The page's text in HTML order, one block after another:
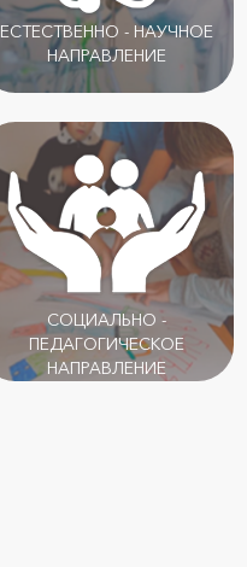
ЕСТЕСТВЕННО - НАУЧНОЕ
НАПРАВЛЕНИЕ
СОЦИАЛЬНО -
ПЕДАГОГИЧЕСКОЕ
НАПРАВЛЕНИЕ